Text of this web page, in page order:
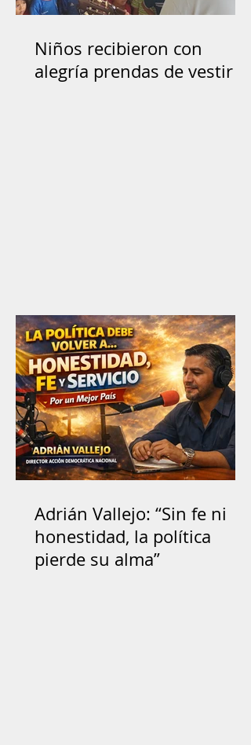
Niños recibieron con
alegría prendas de vestir
Adrián Vallejo: “Sin fe ni
honestidad, la política
pierde su alma”